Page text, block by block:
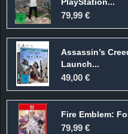
79,99 €
Assassin’s
Launch...
49,00 €
Fire Emblem:
79,99 €